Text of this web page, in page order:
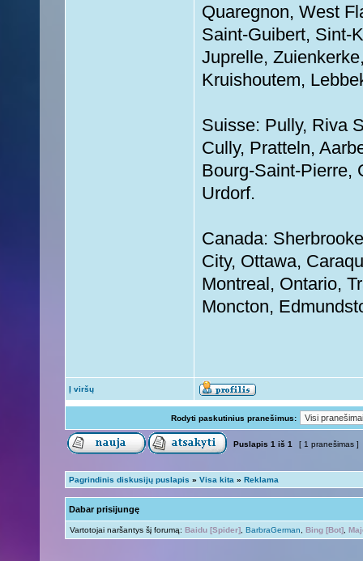
Quaregnon, West
Saint-Guibert, Sint-
Juprelle,
Kruishoutem,
Suisse: Pully, Riva
Cully, Pratteln,
Bourg-Saint-Pierre,
Urdorf.
Canada:
City, Ottawa,
Montreal, Ontario,
Moncton,
Į viršų
Rodyti paskutinius pranešimus:
Puslapis 1 iš 1 [ 1 pranešimas ]
Pagrindinis diskusijų puslapis » Visa kita » Reklama
Dabar prisijungę
Vartotojai naršantys šį forumą: Baidu [Spider] BarbraGerman Bing [Bot]